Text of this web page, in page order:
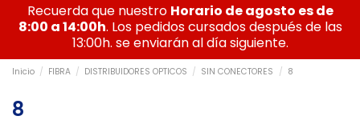
Recuerda que nuestro Horario de agosto es de
8:00 a 14:00h. Los pedidos cursados después de las
13:00h. se enviarán al día siguiente.
Inicio FIBRA DISTRIBUIDORES OPTICOS SIN CONECTORES 8
8